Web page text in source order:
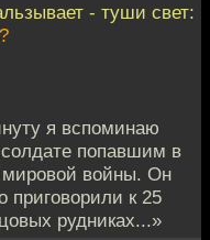
- туши свет:
я вспоминаю
попавшим в
мировой войны. Он
приговорили к 25
рудниках...»